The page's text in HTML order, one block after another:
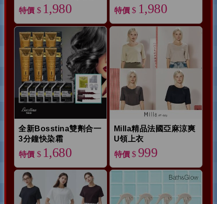
霜
特價 $ 1,980 特價 $ 1,980
全新Bosstina雙劑合一
3分鐘快染霜
特價 $ 1,680
Milla精品法國亞麻涼爽
U領上衣
特價 $ 999